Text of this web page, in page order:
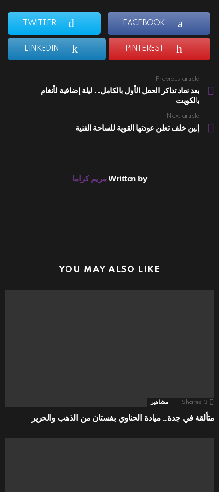
FACEBOOK
TWITTER
PINTEREST
LINKEDIN
more
Previous article
بعد نفاذ تذاكر الحفل الأول بالكامل.. ليلة إضافية لأنغام
بالكويت
Next article
إلين خلف تعلن عودتها القوية للساحة الفنية
Written by مريم كراما
YOU MAY ALSO LIKE
3
Shares مشاهير
متألقة في جدة.. ميادة الحناوي بفستان من الذهب والحرير